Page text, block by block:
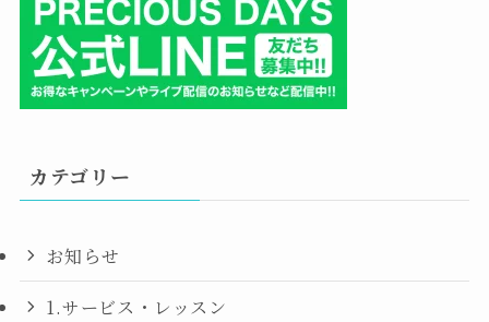
カテゴリー
お知らせ
1.サービス・レッスン